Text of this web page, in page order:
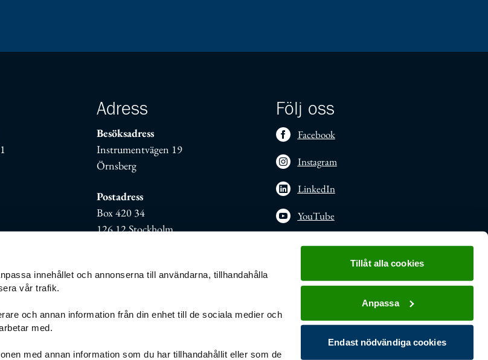
innehållet och annonserna till användarna, tillhandahålla
vår trafik.
och annan information från din enhet till de sociala medier och
med.
med annan information som du har tillhandahållit eller som de
Tillåt alla cookies
Anpassa
Endast nödvändiga cookies
Adress
Besöksadress
Instrumentvägen 19
Örnsberg
Postadress
Box 420 34
126 12 Stockholm
Följ oss
Facebook
Instagram
LinkedIn
YouTube